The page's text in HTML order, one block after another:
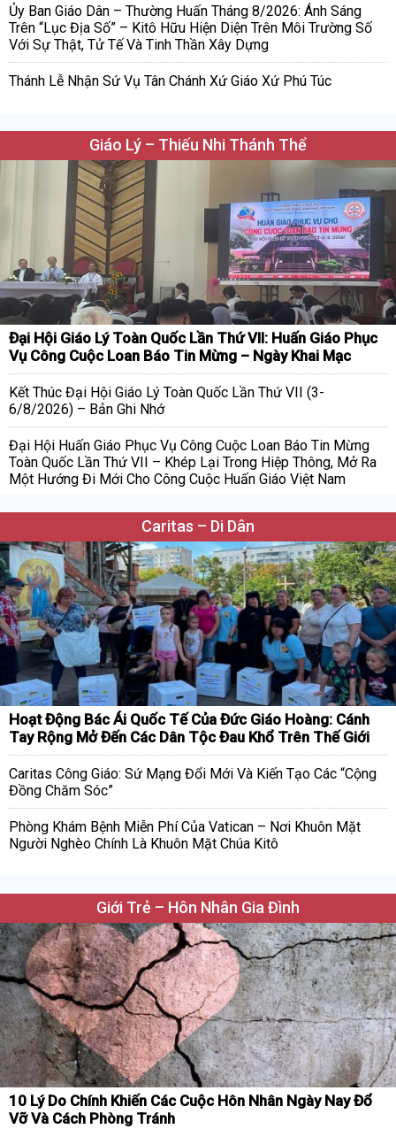
Ủy Ban Giáo Dân – Thường Huấn Tháng 8/2026: Ánh Sáng
Trên “Lục Địa Số” – Kitô Hữu Hiện Diện Trên Môi Trường Số
Với Sự Thật, Tử Tế Và Tinh Thần Xây Dựng
Thánh Lễ Nhận Sứ Vụ Tân Chánh Xứ Giáo Xứ Phú Túc
Giáo Lý – Thiếu Nhi Thánh Thể
Đại Hội Giáo Lý Toàn Quốc Lần Thứ VII: Huấn Giáo Phục
Vụ Công Cuộc Loan Báo Tin Mừng – Ngày Khai Mạc
Kết Thúc Đại Hội Giáo Lý Toàn Quốc Lần Thứ VII (3-
6/8/2026) – Bản Ghi Nhớ
Đại Hội Huấn Giáo Phục Vụ Công Cuộc Loan Báo Tin Mừng
Toàn Quốc Lần Thứ VII – Khép Lại Trong Hiệp Thông, Mở Ra
Một Hướng Đi Mới Cho Công Cuộc Huấn Giáo Việt Nam
Caritas – Di Dân
Hoạt Động Bác Ái Quốc Tế Của Đức Giáo Hoàng: Cánh
Tay Rộng Mở Đến Các Dân Tộc Đau Khổ Trên Thế Giới
Caritas Công Giáo: Sứ Mạng Đổi Mới Và Kiến Tạo Các “Cộng
Đồng Chăm Sóc”
Phòng Khám Bệnh Miễn Phí Của Vatican – Nơi Khuôn Mặt
Người Nghèo Chính Là Khuôn Mặt Chúa Kitô
Giới Trẻ – Hôn Nhân Gia Đình
10 Lý Do Chính Khiến Các Cuộc Hôn Nhân Ngày Nay Đổ
Vỡ Và Cách Phòng Tránh